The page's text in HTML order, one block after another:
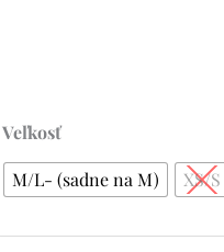
Veľkosť
M/L- (sadne na M) XS/S